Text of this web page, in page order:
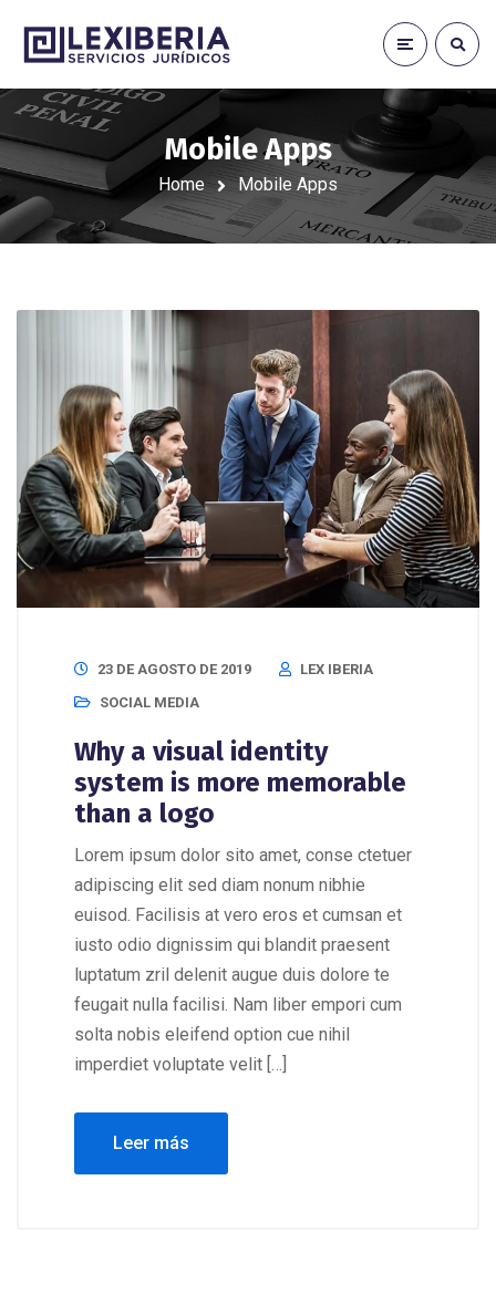
Mobile Apps
Home Mobile Apps
23 DE AGOSTO DE 2019
LEX IBERIA
SOCIAL MEDIA
Why a visual identity
system is more memorable
than a logo
Lorem ipsum dolor sito amet, conse ctetuer
adipiscing elit sed diam nonum nibhie
euisod. Facilisis at vero eros et cumsan et
iusto odio dignissim qui blandit praesent
luptatum zril delenit augue duis dolore te
feugait nulla facilisi. Nam liber empori cum
solta nobis eleifend option cue nihil
imperdiet voluptate velit […]
Leer más